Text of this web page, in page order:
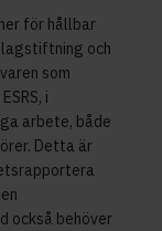
för hållbar
och
som
i
arbete, både
Detta är
också behöver